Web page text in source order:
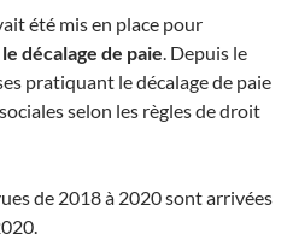
été mis en place pour
décalage de paie. Depuis le
pratiquant le décalage de paie
selon les règles de droit
de 2018 à 2020 sont arrivées
.